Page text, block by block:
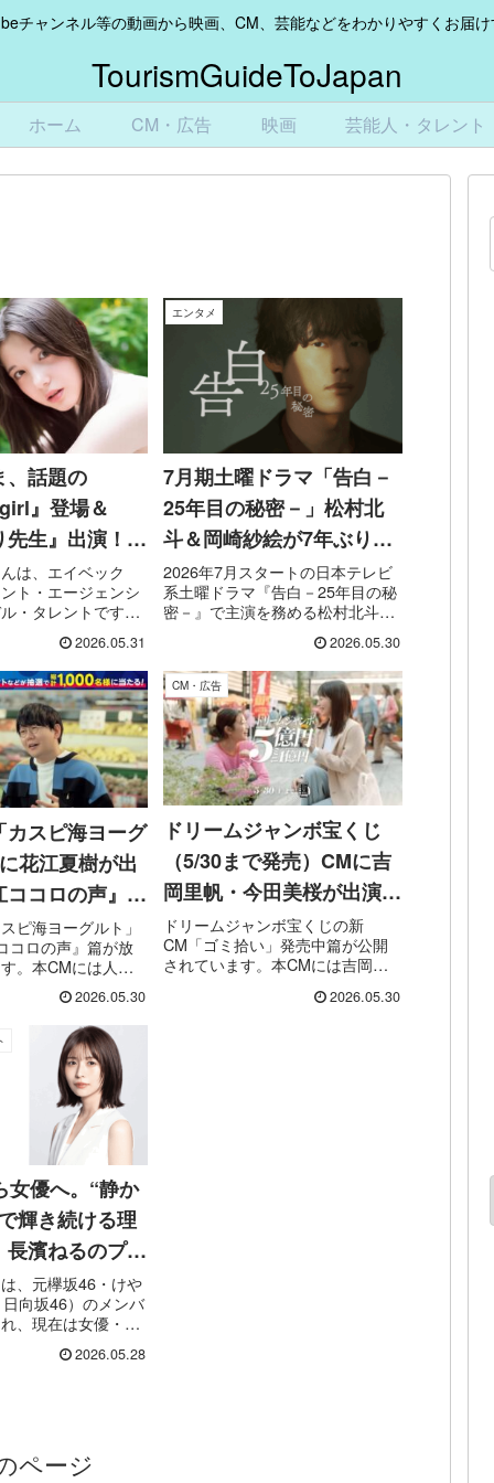
チャンネル等の動画から映画、CM、芸能などをわかりやすくお届け
TourismGuideToJapan
ホーム CM・広告 映画 芸能人・タレント
、話題の
』登場＆
生』出演！高
して広がる活
は、エイベック
ト・エージェンシ
・タレントです。
新潮社のファッシ
（ニコラ）』専属
armario」13代目
2026.05.31
エンタメ
7月期土曜ドラマ「告白－
25年目の秘密－」松村北
斗＆岡崎紗絵が7年ぶり再
共演！役衣装ビジュアル公
開
2026年7月スタートの日本テレビ
系土曜ドラマ『告白－25年目の秘
密－』で主演を務める松村北斗さ
さんの役衣装ビジュアルが公開さ
れました。本作は、25年間片想い
を続ける主人公・雪村爽太と、そ
の想いの相手である野瀬...
2026.05.30
カスピ海ヨーグ
花江夏樹が出
コロの声』篇
ーン実施中
ピ海ヨーグルト」
コロの声』篇が放
。本CMには人気
さんが出演。カス
ならではの“とろ
”の魅力にすっかり
狂的ファン役とし
独特な食感を全...
2026.05.30
CM・広告
ドリームジャンボ宝くじ
（5/30まで発売）CMに吉
岡里帆・今田美桜が出演！
「ゴミ拾い」発売中篇の心
温まるストーリー
ドリームジャンボ宝くじの新
CM「ゴミ拾い」発売中篇が公開
されています。本CMには吉岡里
2026年で共演7年目となる二人
2026.05.30
女優へ。“静か
輝き続ける理
濱ねるのプロ
紹介
、元欅坂46・けや
向坂46）のメンバ
、現在は女優・タ
広く活躍している
らかな雰囲気と知
2026.05.28
ページ